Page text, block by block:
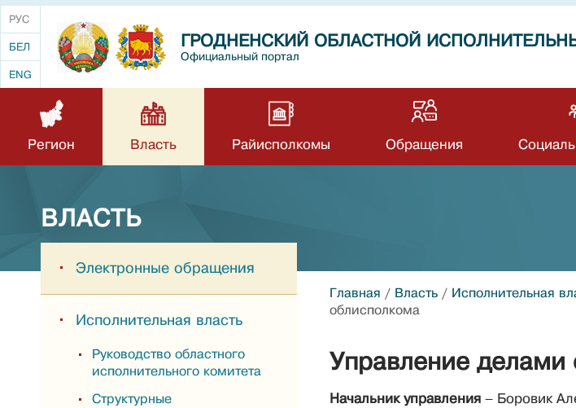
РУС
БЕЛ
ENG
ГРОДНЕНСКИЙ ОБЛАСТНОЙ
Официальный портал
Регион Власть Райисполкомы Обращения
ВЛАСТЬ
Электронные обращения
Исполнительная власть
Руководство областного
исполнительного комитета
Структурные
Главная / Власть / Исполнительная
облисполкома
Управление делами
Начальник управления – Боровик